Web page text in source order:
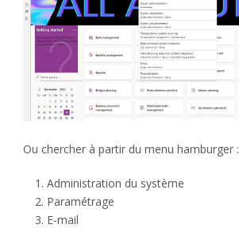
Ou chercher à partir du menu hamburger :
Administration du système
Paramétrage
E-mail